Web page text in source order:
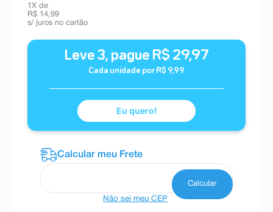
1 X de
R$ 14,99
s/ juros no cartão
Leve 3, pague R$ 29,97
Cada unidade por R$ 9,99
Eu quero!
Não sei meu CEP